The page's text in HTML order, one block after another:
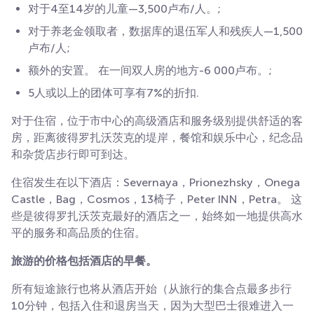
对于4至14岁的儿童—3,500卢布/人。;
对于养老金领取者，数据库的退伍军人和残疾人—1,500
卢布/人;
额外的安置。 在一间双人房的地方-6 000卢布。;
5人或以上的团体可享有7%的折扣.
对于住宿，位于市中心的高级酒店和服务级别提供舒适的客
房，距离彼得罗扎沃茨克的堤岸，餐馆和娱乐中心，纪念品
和杂货店步行即可到达。
住宿发生在以下酒店：Severnaya，Prionezhsky，Onega
Castle，Bag，Cosmos，13椅子，Peter INN，Petra。 这
些是彼得罗扎沃茨克最好的酒店之一，始终如一地提供高水
平的服务和高品质的住宿。
旅游的价格包括酒店的早餐。
所有短途旅行也将从酒店开始（从旅行的集合点最多步行
10分钟，包括入住和退房当天，因为大型巴士很难进入一